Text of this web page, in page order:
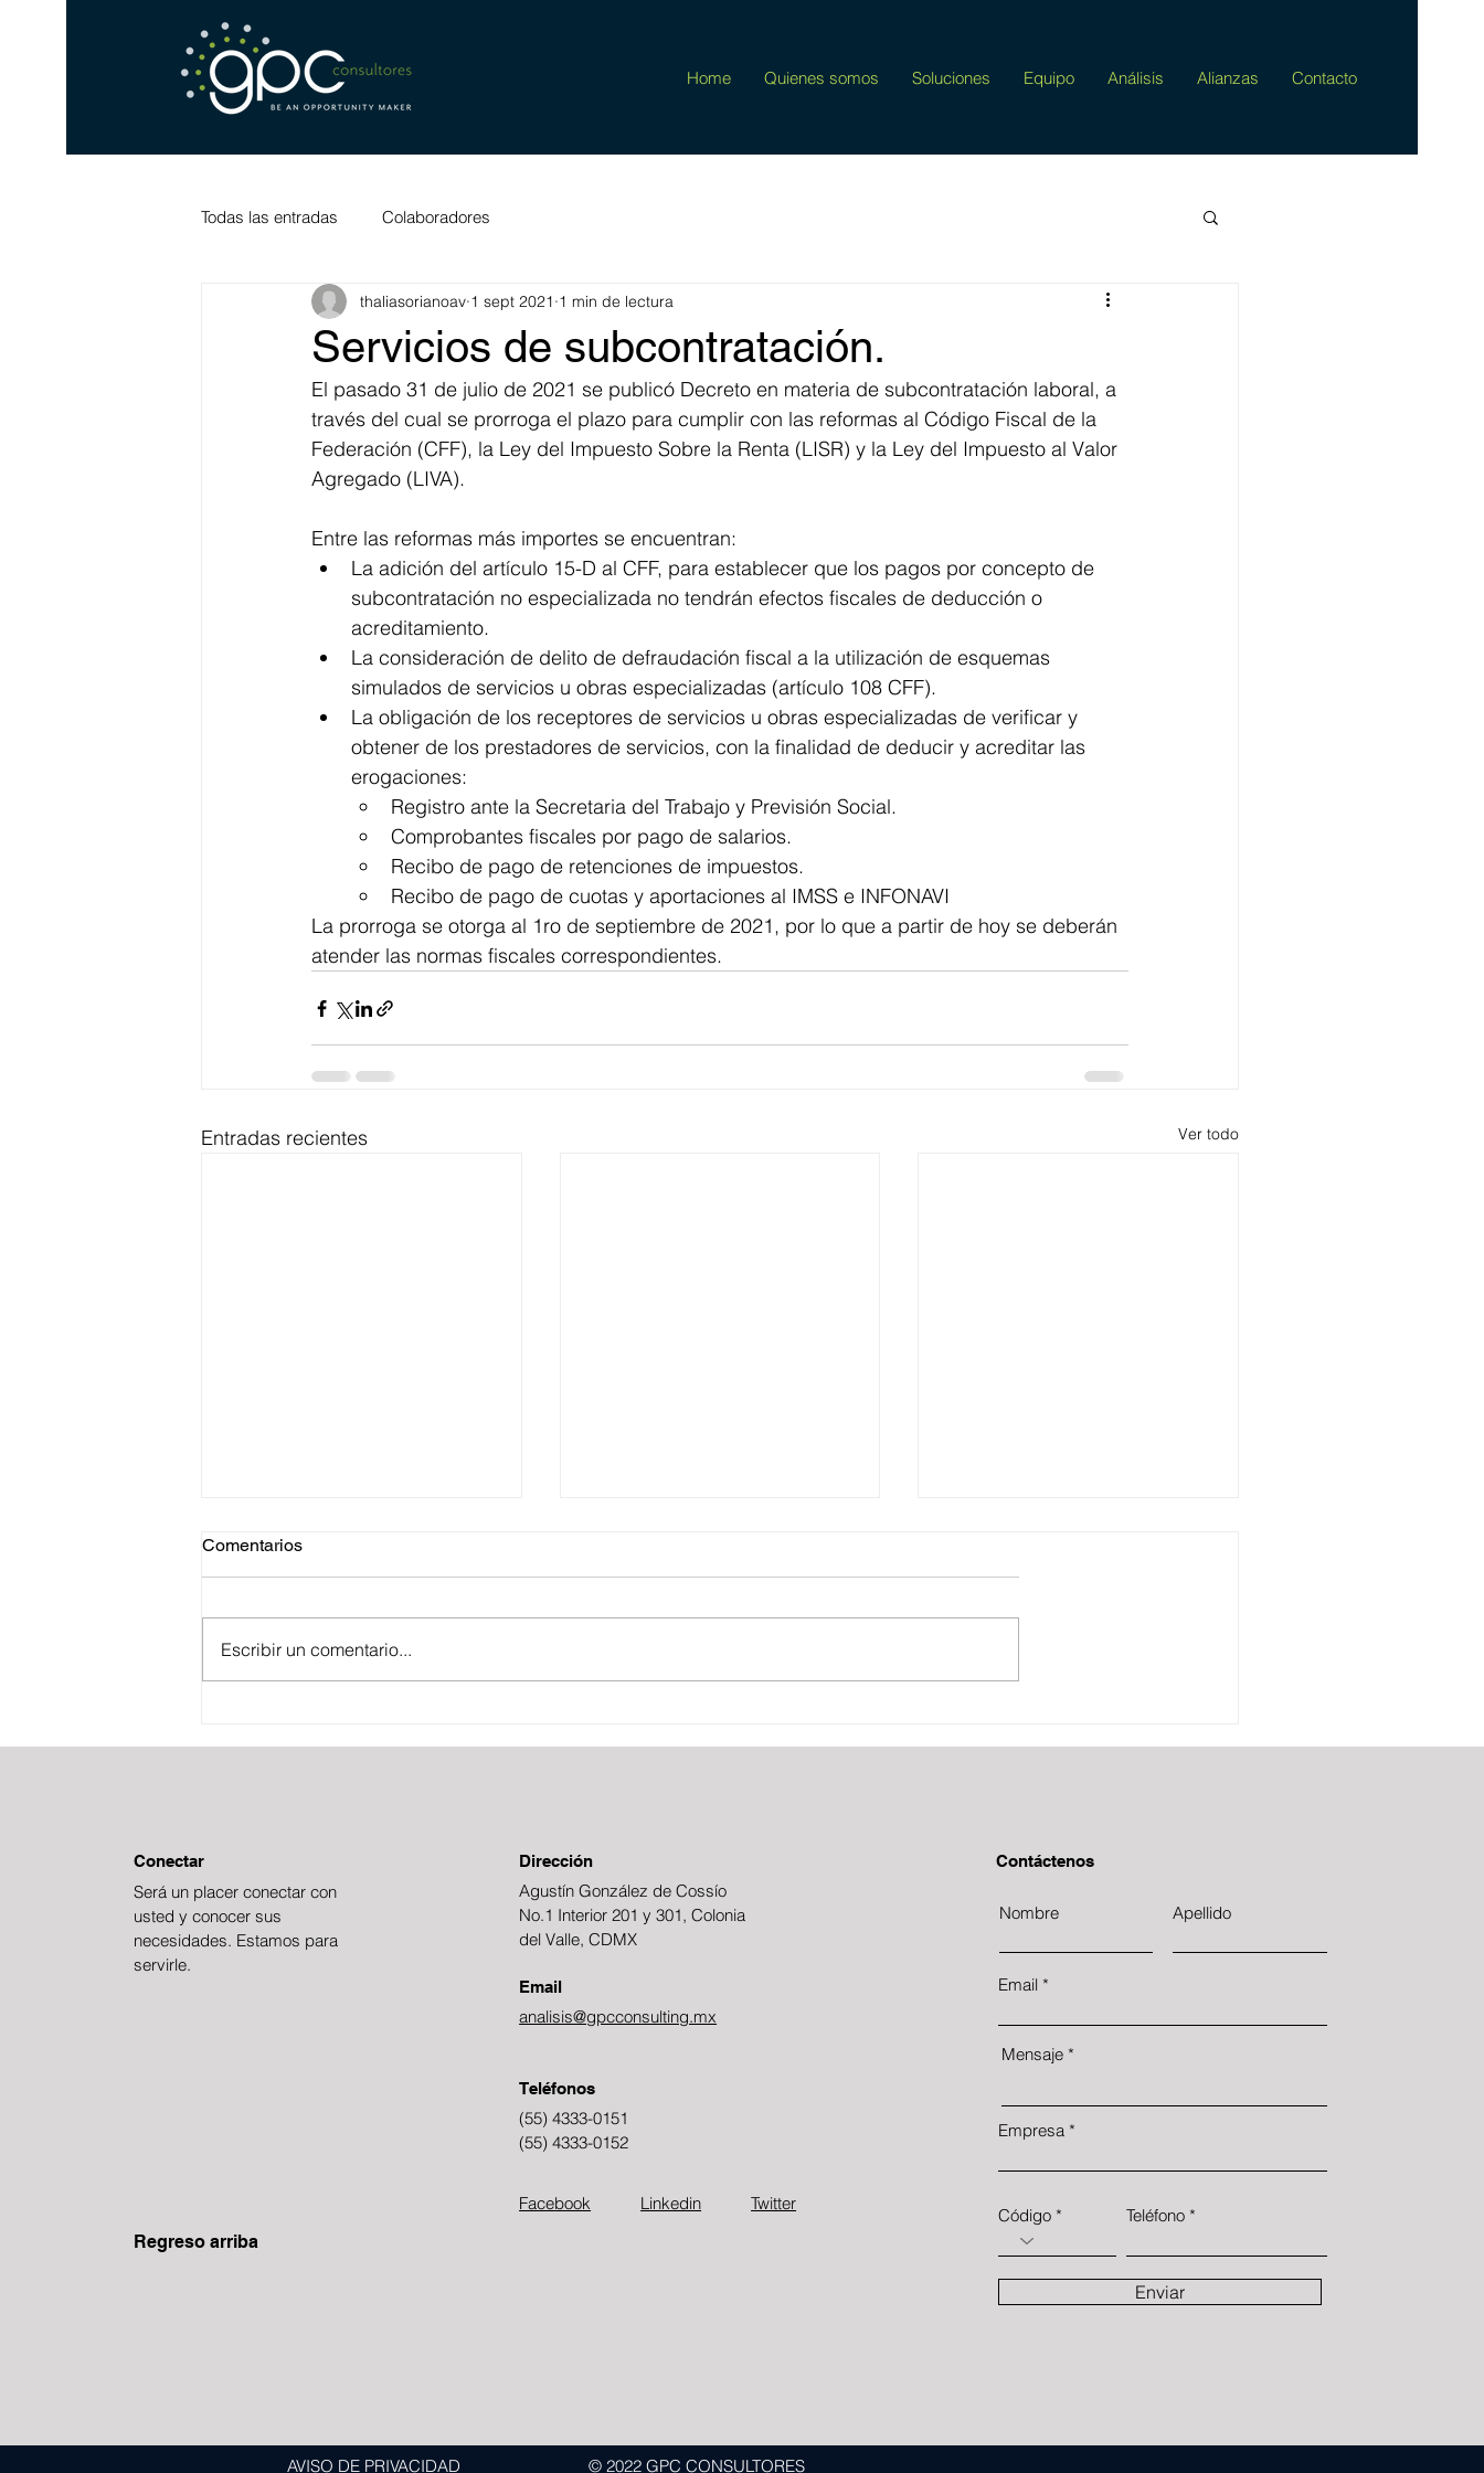
Home Quienes somos Soluciones Equipo Análisis Alianzas Contacto
Todas las entradas Colaboradores
Servicios de subcontratación.
thaliasorianoav 1 sept 2021 1 min de lectura
El pasado 31 de julio de 2021 se publicó Decreto en materia de subcontratación laboral, a
través del cual se prorroga el plazo para cumplir con las reformas al Código Fiscal de la
Federación (CFF), la Ley del Impuesto Sobre la Renta (LISR) y la Ley del Impuesto al Valor
Agregado (LIVA).
Entre las reformas más importes se encuentran:
La adición del artículo 15-D al CFF, para establecer que los pagos por concepto de
subcontratación no especializada no tendrán efectos fiscales de deducción o
acreditamiento.
La consideración de delito de defraudación fiscal a la utilización de esquemas
simulados de servicios u obras especializadas (artículo 108 CFF).
La obligación de los receptores de servicios u obras especializadas de verificar y
obtener de los prestadores de servicios, con la finalidad de deducir y acreditar las
erogaciones:
Registro ante la Secretaria del Trabajo y Previsión Social.
Comprobantes fiscales por pago de salarios.
Recibo de pago de retenciones de impuestos.
Recibo de pago de cuotas y aportaciones al IMSS e INFONAVI
La prorroga se otorga al 1ro de septiembre de 2021, por lo que a partir de hoy se deberán
atender las normas fiscales correspondientes.
Entradas recientes Ver todo
Comentarios
Escribir un comentario...
Conectar
Será un placer conectar con
usted y conocer sus
necesidades. Estamos para
servirle.
Regreso arriba
Dirección
Agustín González de Cossío
No.1 Interior 201 y 301, Colonia
del Valle, CDMX
Email
analisis@gpcconsulting.mx
Teléfonos
(55) 4333-0151
(55) 4333-0152
Facebook Linkedin Twitter
Contáctenos
Nombre Apellido
Email
Mensaje
Empresa
Código Teléfono
Enviar
AVISO DE PRIVACIDAD © 2022 GPC CONSULTORES